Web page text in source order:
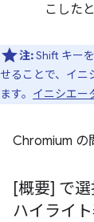
こした
注:Shift キー
せることで、イニ
ます。 イニシエー
Chromium の
[概要] で
ハイライ